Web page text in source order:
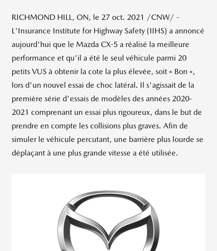
RICHMOND HILL, ON, le 27 oct. 2021 /CNW/ -
L'Insurance Institute for Highway Safety (IIHS) a annoncé
aujourd'hui que le Mazda CX-5 a réalisé la meilleure
performance et qu'il a été le seul véhicule parmi 20
petits VUS à obtenir la cote la plus élevée, soit « Bon »,
lors d'un nouvel essai de choc latéral. Il s'agissait de la
première série d'essais de modèles des années 2020-
2021 comprenant un essai plus rigoureux, dans le but de
prendre en compte les collisions plus graves. Afin de
simuler le véhicule percutant, une barrière plus lourde se
déplaçant à une plus grande vitesse a été utilisée.